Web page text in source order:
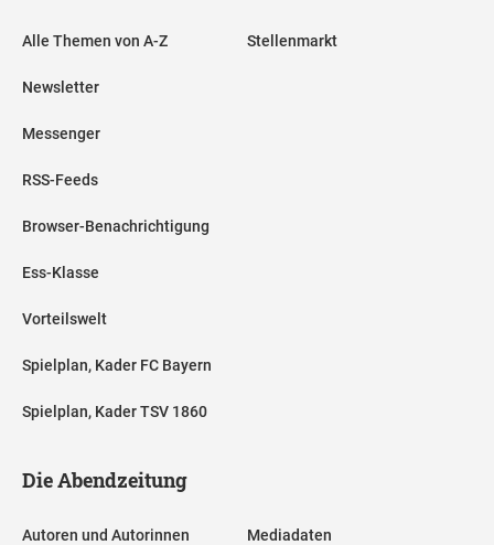
Alle Themen von A-Z
Newsletter
Messenger
RSS-Feeds
Browser-Benachrichtigung
Ess-Klasse
Vorteilswelt
Spielplan, Kader FC Bayern
Spielplan, Kader TSV 1860
Stellenmarkt
Die Abendzeitung
Autoren und Autorinnen Mediadaten